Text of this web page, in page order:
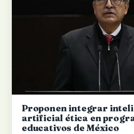
Proponen integrar
artificial ética en
educativos de México